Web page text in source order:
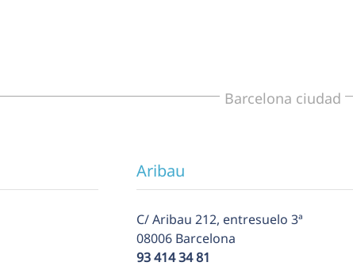
Barcelona ciudad
Aribau
C/ Aribau 212, entresuelo 3ª
08006 Barcelona
93 414 34 81